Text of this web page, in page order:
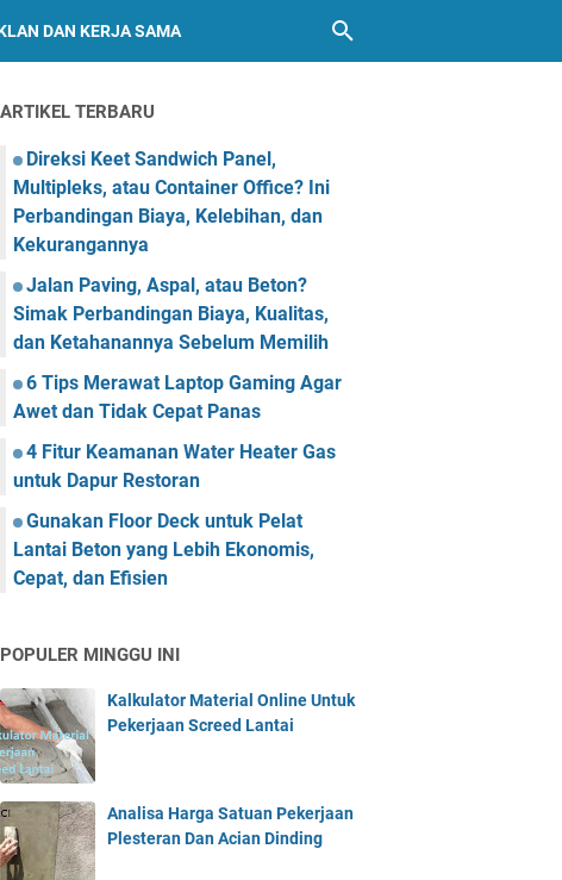
DAN KERJA SAMA
ARTIKEL TERBARU
Direksi Keet Sandwich Panel,
Multipleks, atau Container Office? Ini
Perbandingan Biaya, Kelebihan, dan
Kekurangannya
Jalan Paving, Aspal, atau Beton?
Simak Perbandingan Biaya, Kualitas,
dan Ketahanannya Sebelum Memilih
6 Tips Merawat Laptop Gaming Agar
Awet dan Tidak Cepat Panas
4 Fitur Keamanan Water Heater Gas
untuk Dapur Restoran
Gunakan Floor Deck untuk Pelat
Lantai Beton yang Lebih Ekonomis,
Cepat, dan Efisien
POPULER MINGGU INI
Kalkulator Material Online Untuk
Pekerjaan Screed Lantai
Analisa Harga Satuan Pekerjaan
Plesteran Dan Acian Dinding